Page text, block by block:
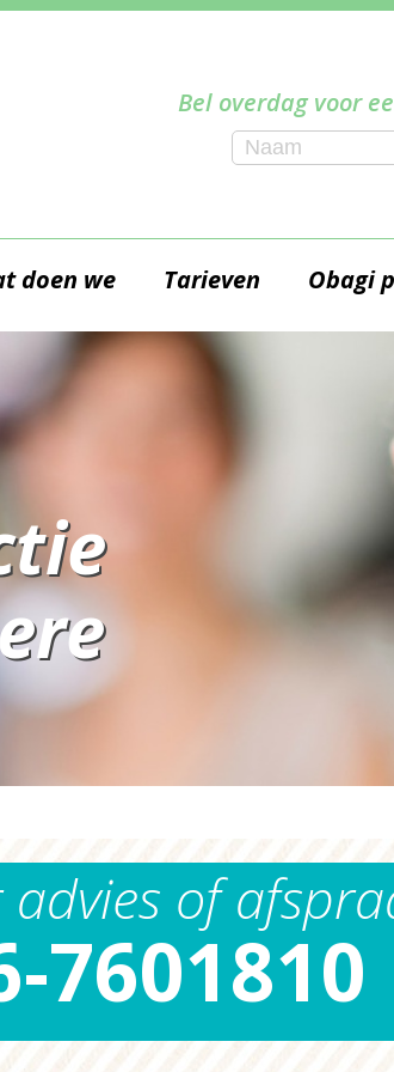
Bel overdag voor
doen we Tarieven Obagi
advies of
7601810